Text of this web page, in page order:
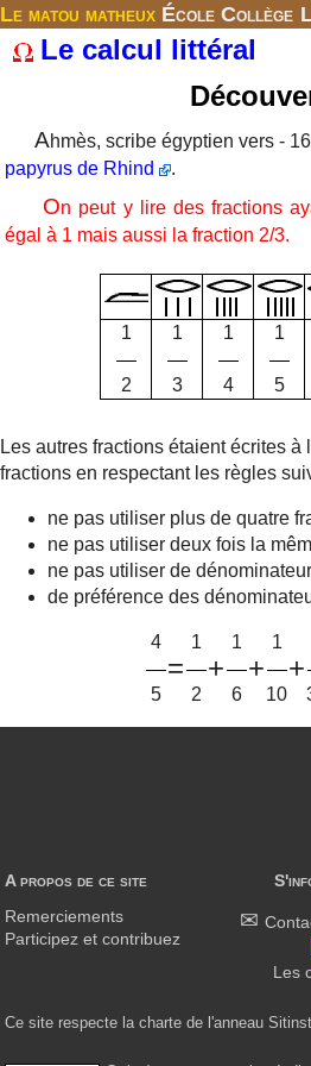
Le matou matheux École Collège
Le calcul littéral
Ahmès, scribe égyptien vers -
papyrus de Rhind
.
On peut y lire des fractions
égal à 1 mais aussi la fraction 2/3.
1
2
1
3
1
4
1
5
Les autres fractions étaient écrites
fractions en respectant les règles
ne pas utiliser plus de quatre
ne pas utiliser deux fois la
ne pas utiliser de
de préférence des
4
5
=
1
2
+
1
6
+
1
10
+
A propos de ce site
Remerciements
Participez et contribuez
Les
Ce site respecte la charte de l'anneau